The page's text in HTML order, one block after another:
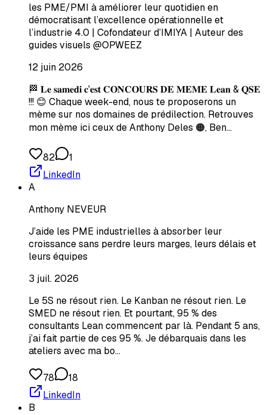
les PME/PMI à améliorer leur quotidien en
démocratisant l’excellence opérationnelle et
l’industrie 4.0 | Cofondateur d’IMIYA | Auteur des
guides visuels @OPWEEZ
12 juin 2026
🏁 𝐋𝐞 𝐬𝐚𝐦𝐞𝐝𝐢 𝐜'𝐞𝐬𝐭 𝐂𝐎𝐍𝐂𝐎𝐔𝐑𝐒 𝐃𝐄 𝐌𝐄𝐌𝐄 𝐋𝐞𝐚𝐧 & 𝐐𝐒𝐄
!!! 😊 Chaque week-end, nous te proposerons un
mème sur nos domaines de prédilection. Retrouves
mon mème ici ceux de Anthony Deles 🟠, Ben…
82
1
LinkedIn
A
Anthony NEVEUR
J’aide les PME industrielles à absorber leur
croissance sans perdre leurs marges, leurs délais et
leurs équipes
3 juil. 2026
Le 5S ne résout rien. Le Kanban ne résout rien. Le
SMED ne résout rien. Et pourtant, 95 % des
consultants Lean commencent par là. Pendant 5 ans,
j’ai fait partie de ces 95 %. Je débarquais dans les
ateliers avec ma bo…
78
18
LinkedIn
B